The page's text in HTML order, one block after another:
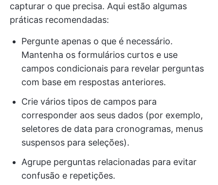
capturar o que precisa. Aqui estão algumas
práticas recomendadas:
Pergunte apenas o que é necessário.
Mantenha os formulários curtos e use
campos condicionais para revelar perguntas
com base em respostas anteriores.
Crie vários tipos de campos para
corresponder aos seus dados (por exemplo,
seletores de data para cronogramas, menus
suspensos para seleções).
Agrupe perguntas relacionadas para evitar
confusão e repetições.